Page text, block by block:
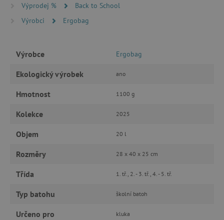
Výprodej %
Back to School
Výrobci
Ergobag
Výrobce Ergobag
Ekologický výrobek ano
Hmotnost 1100 g
Kolekce 2025
Objem 20 l
Rozměry 28 x 40 x 25 cm
Třída 1. tř., 2. - 3. tř., 4. - 5. tř.
Typ batohu školní batoh
Určeno pro kluka
stránky nelze bez nezbytně nutných souborů
cookie správně používat.